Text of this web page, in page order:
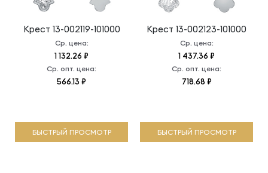
Крест 13-002119-101000
Ср. цена:
1 132.26 ₽
Ср. опт. цена:
566.13 ₽
БЫСТРЫЙ ПРОСМОТР
Крест 13-002123-101000
Ср. цена:
1 437.36 ₽
Ср. опт. цена:
718.68 ₽
БЫСТРЫЙ ПРОСМОТР